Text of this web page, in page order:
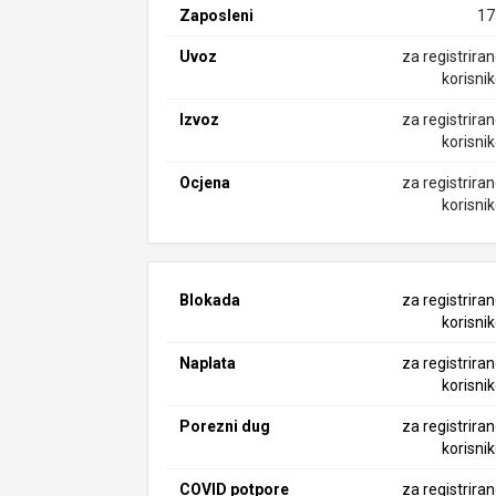
Zaposleni
Uvoz
za
Izvoz
za
Ocjena
za
Blokada
za
Naplata
za
Porezni dug
za
COVID potpore za